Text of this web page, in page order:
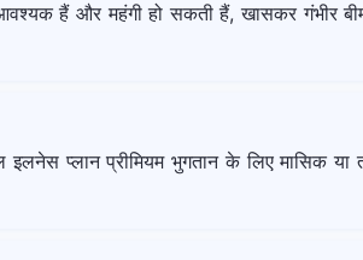
हैं और महंगी हो सकती हैं, खासकर गंभीर
प्लान प्रीमियम भुगतान के लिए मासिक या